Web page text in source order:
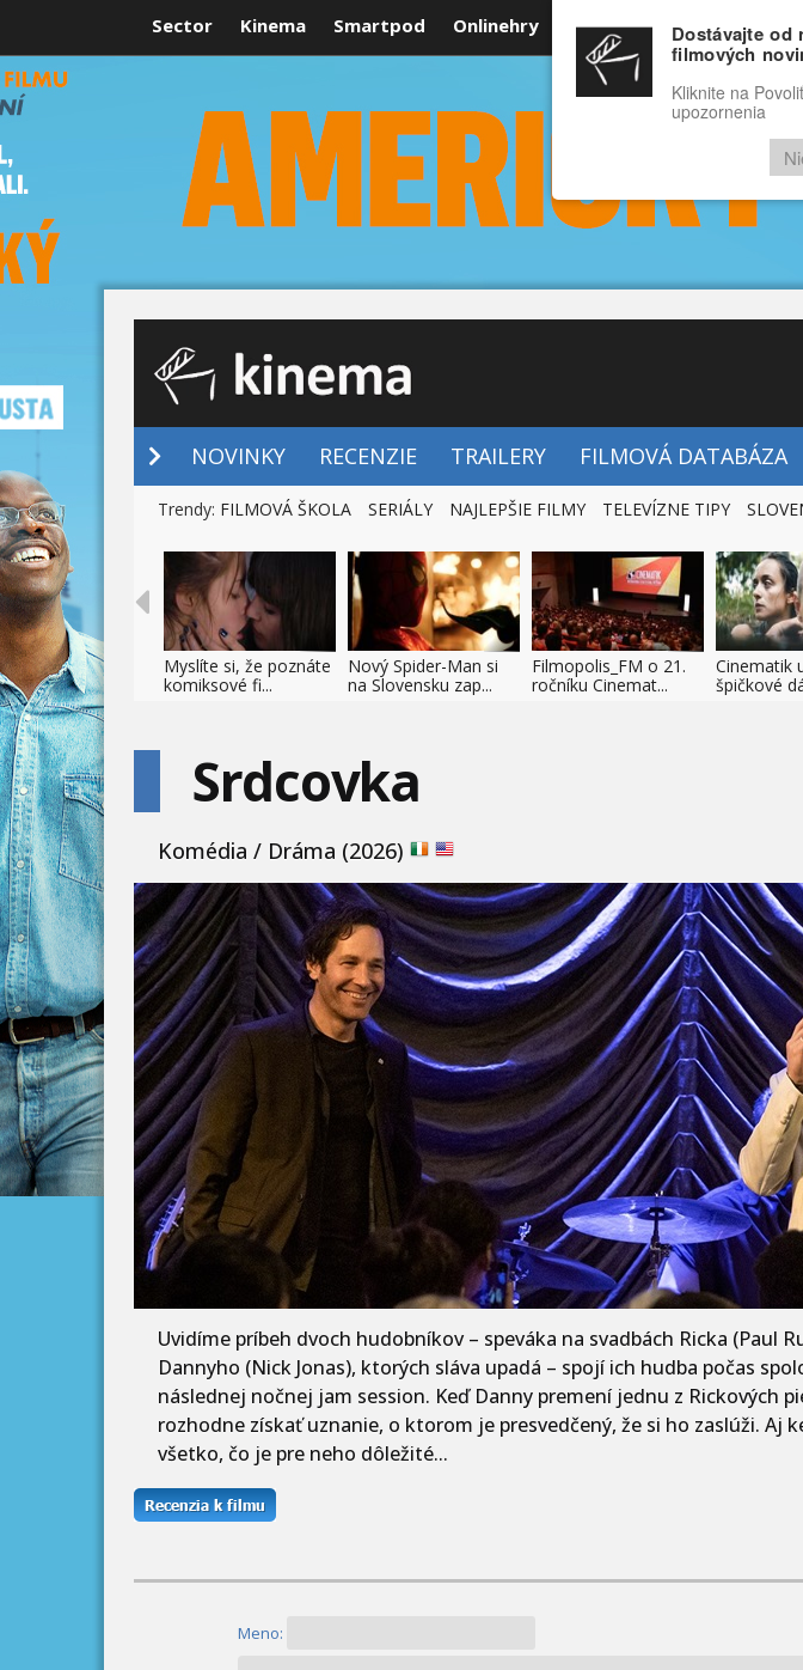
Sector Kinema Smartpod Onlinehry Rozprávky Funny
RECENZIE VIDEÁ FILMY
NOVINKY RECENZIE TRAILERY FILMOVÁ DATABÁZA
Trendy: FILMOVÁ ŠKOLA SERIÁLY NAJLEPŠIE FILMY TELEVÍZNE TIPY
Myslíte si, že poznáte
komiksové fi...
Nový Spider-Man si
na Slovensku zap...
Filmopolis_FM o 21.
ročníku Cinemat...
Cinematik
špičkové
Srdcovka
Komédia / Dráma (2026)
Uvidíme príbeh dvoch hudobníkov – speváka na svadbách Ricka (Paul
Dannyho (Nick Jonas), ktorých sláva upadá – spojí ich hudba počas
následnej nočnej jam session. Keď Danny premení jednu z Rickových
rozhodne získať uznanie, o ktorom je presvedčený, že si ho zaslúži. Aj
všetko, čo je pre neho dôležité...
Meno:
Dostávajte od
filmových
Kliknite na
upozornenia